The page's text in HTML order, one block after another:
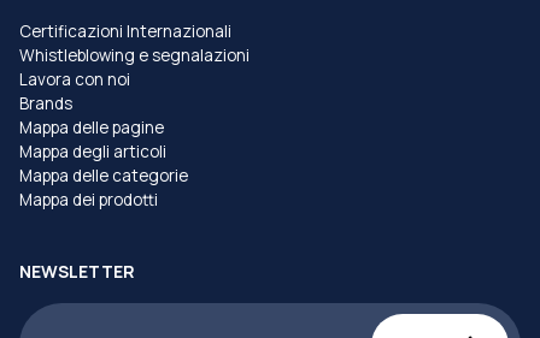
Certificazioni Internazionali
Whistleblowing e segnalazioni
Lavora con noi
Brands
Mappa delle pagine
Mappa degli articoli
Mappa delle categorie
Mappa dei prodotti
NEWSLETTER